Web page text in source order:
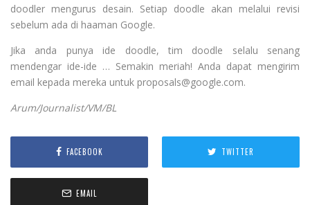
doodler mengurus desain. Setiap doodle akan melalui revisi
sebelum ada di haaman Google.
Jika anda punya ide doodle, tim doodle selalu senang
mendengar ide-ide … Semakin meriah! Anda dapat mengirim
email kepada mereka untuk proposals@google.com.
Arum/Journalist/VM/BL
FACEBOOK TWITTER
EMAIL